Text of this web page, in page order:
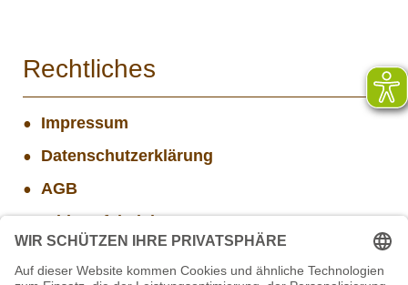
Rechtliches
Impressum
Datenschutzerklärung
AGB
Widerrufsbelehrung